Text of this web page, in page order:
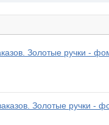
Золотые ручки -
Золотые ручки -